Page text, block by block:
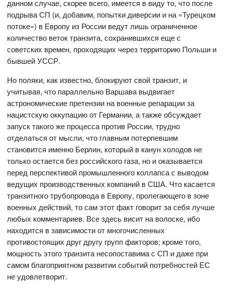
данном случае, скорее всего, имеется в виду то, что после
подрыва СП (и, добавим, попытки диверсии и на «Турецком
потоке») в Европу из России ведут лишь ограниченное
количество веток транзита, сохранившихся еще с
советских времен, проходящих через территорию Польши и
бывшей УССР.
Но поляки, как известно, блокируют свой транзит, и
учитывая, что параллельно Варшава выдвигает
астрономические претензии на военные репарации за
нацистскую оккупацию от Германии, а также обсуждает
запуск такого же процесса против России, трудно
отделаться от мысли, что главным потерпевшим
становится именно Берлин, который в канун холодов не
только остается без российского газа, но и оказывается
перед перспективой промышленного коллапса с выводом
ведущих производственных компаний в США. Что касается
транзитного трубопровода в Европу, пролегающего в зоне
военных действий, то сам этот факт говорит за себя лучше
любых комментариев. Все здесь висит на волоске, ибо
находится в зависимости от многочисленных
противостоящих друг другу групп факторов; кроме того,
мощность этого транзита несопоставима с СП и даже при
самом благоприятном развитии событий потребностей ЕС
не удовлетворит.